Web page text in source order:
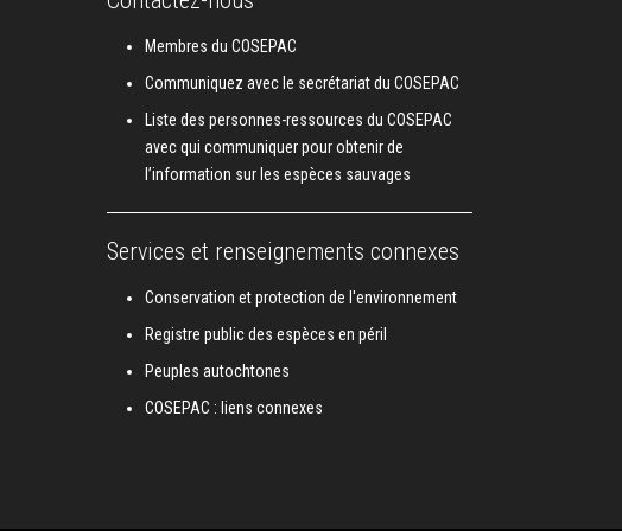
Membres du COSEPAC
Communiquez avec le secrétariat du COSEPAC
Liste des personnes-ressources du COSEPAC
avec qui communiquer pour obtenir de
l’information sur les espèces sauvages
Services et renseignements connexes
Conservation et protection de l'environnement
Registre public des espèces en péril
Peuples autochtones
COSEPAC : liens connexes